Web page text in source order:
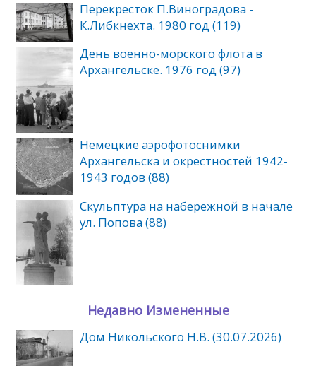
Перекресток П.Виноградова -
К.Либкнехта. 1980 год (119)
День военно-морского флота в
Архангельске. 1976 год (97)
Немецкие аэрофотоснимки
Архангельска и окрестностей 1942-
1943 годов (88)
Скульптура на набережной в начале
ул. Попова (88)
Недавно Измененные
Дом Никольского Н.В. (30.07.2026)